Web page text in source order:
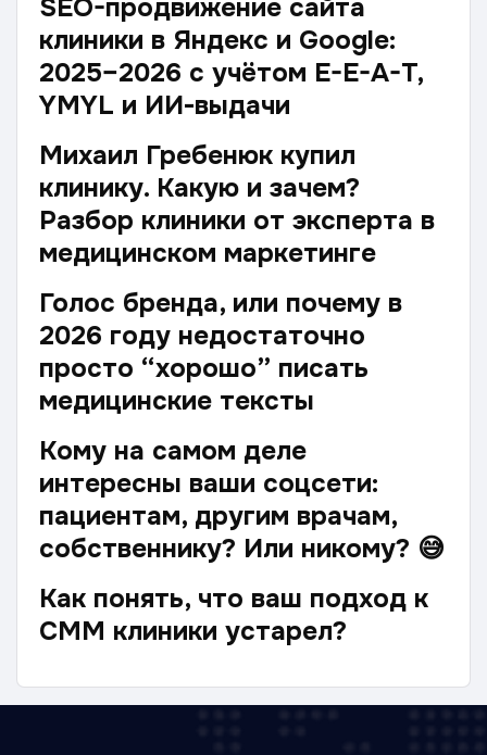
SEO-продвижение сайта
клиники в Яндекс и Google:
2025–2026 с учётом E-E-A-T,
YMYL и ИИ-выдачи
Михаил Гребенюк купил
клинику. Какую и зачем?
Разбор клиники от эксперта в
медицинском маркетинге
Голос бренда, или почему в
2026 году недостаточно
просто “хорошо” писать
медицинские тексты
Кому на самом деле
интересны ваши соцсети:
пациентам, другим врачам,
собственнику? Или никому? 😅
Как понять, что ваш подход к
СММ клиники устарел?